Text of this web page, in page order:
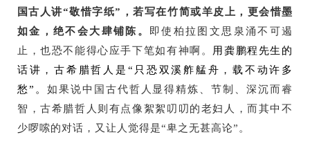
国古人讲“敬惜字纸”，若写在竹简或羊皮上，更会惜墨
如金，绝不会大肆铺陈。 即使柏拉图文思泉涌不可遏
止，也恐不能得心应手下笔如有神啊。 用龚鹏程先生的
话讲，古希腊哲人是“ 只恐双溪舴艋舟，载不动许多
愁”。 如果说中国古代哲人显得精炼、节制、深沉而睿
智，古希腊哲人则有点像絮絮叨叨的老妇人，而其中不
少啰嗦的对话，又让人觉得是“卑之无甚高论”。